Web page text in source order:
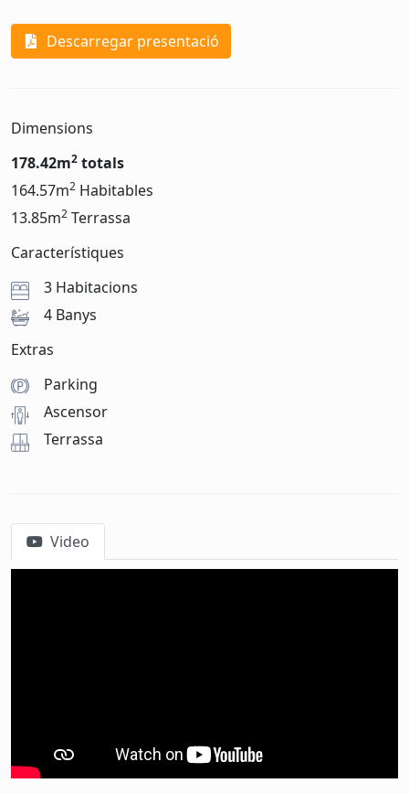
Descarregar presentació
Dimensions
178.42m2 totals
164.57m2 Habitables
13.85m2 Terrassa
Característiques
3 Habitacions
4 Banys
Extras
Parking
Ascensor
Terrassa
Video